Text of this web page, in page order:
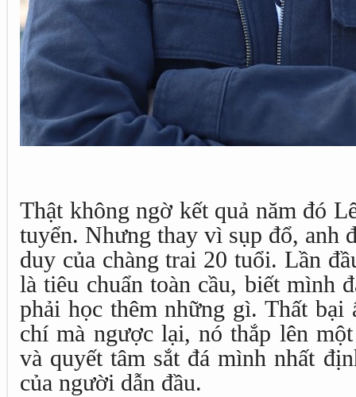
Thật không ngờ kết quả năm đó
tuyển. Nhưng thay vì sụp đổ, anh
duy của chàng trai 20 tuổi. Lần
là tiêu chuẩn toàn cầu, biết mình
phải học thêm những gì. Thất bại
chí mà ngược lại, nó thắp lên
và quyết tâm sắt đá mình nhất
của người dẫn đầu.